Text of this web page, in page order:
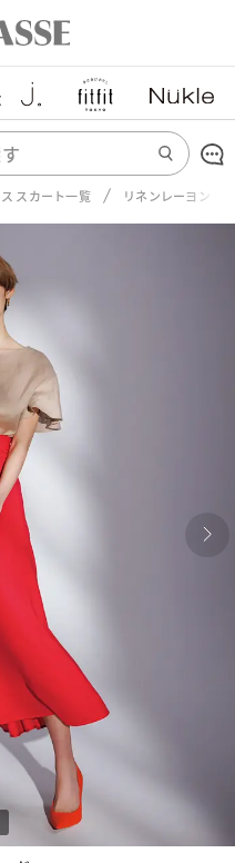
スカート一覧 リネンレーヨン・